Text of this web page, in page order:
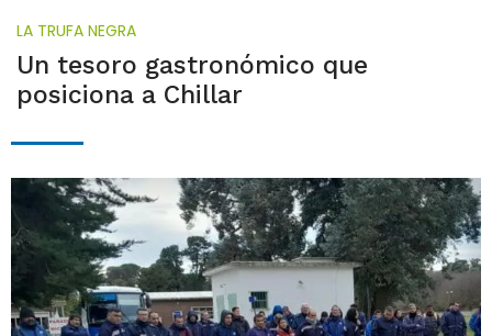
LA TRUFA NEGRA
Un tesoro gastronómico que
posiciona a Chillar